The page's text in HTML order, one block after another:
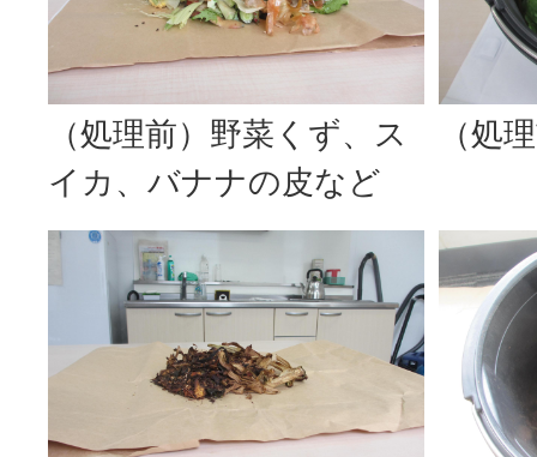
（処理前）野菜くず、ス
イカ、バナナの皮など
（処